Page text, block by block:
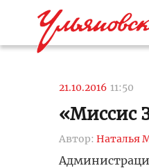
21.10.2016 11:50
«Миссис
Автор: Наталья